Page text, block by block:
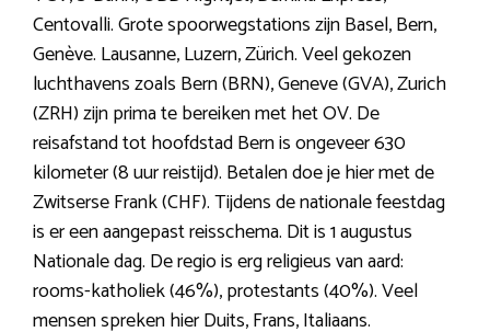
Centovalli. Grote spoorwegstations zijn Basel, Bern,
Genève. Lausanne, Luzern, Zürich. Veel gekozen
luchthavens zoals Bern (BRN), Geneve (GVA), Zurich
(ZRH) zijn prima te bereiken met het OV. De
reisafstand tot hoofdstad Bern is ongeveer 630
kilometer (8 uur reistijd). Betalen doe je hier met de
Zwitserse Frank (CHF). Tijdens de nationale feestdag
is er een aangepast reisschema. Dit is 1 augustus
Nationale dag. De regio is erg religieus van aard:
rooms-katholiek (46%), protestants (40%). Veel
mensen spreken hier Duits, Frans, Italiaans.